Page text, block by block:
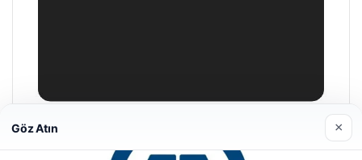
Enes Kaplan Avukatlık Bürosu
28/04/2026
Göz Atın ×